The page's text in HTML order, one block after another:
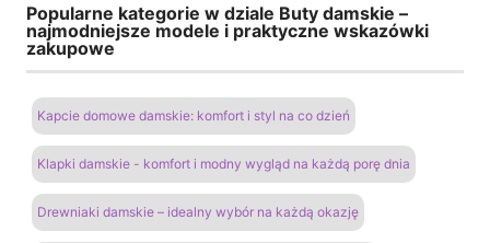
Popularne kategorie w dziale Buty damskie –
najmodniejsze modele i praktyczne wskazówki
zakupowe
Kapcie domowe damskie: komfort i styl na co dzień
Klapki damskie - komfort i modny wygląd na każdą porę dnia
Drewniaki damskie – idealny wybór na każdą okazję